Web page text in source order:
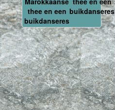
thee en een
buikdanseres
buikdanseres